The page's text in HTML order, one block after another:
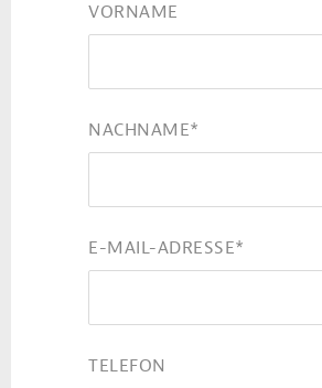
VORNAME
NACHNAME*
E-MAIL-ADRESSE*
TELEFON